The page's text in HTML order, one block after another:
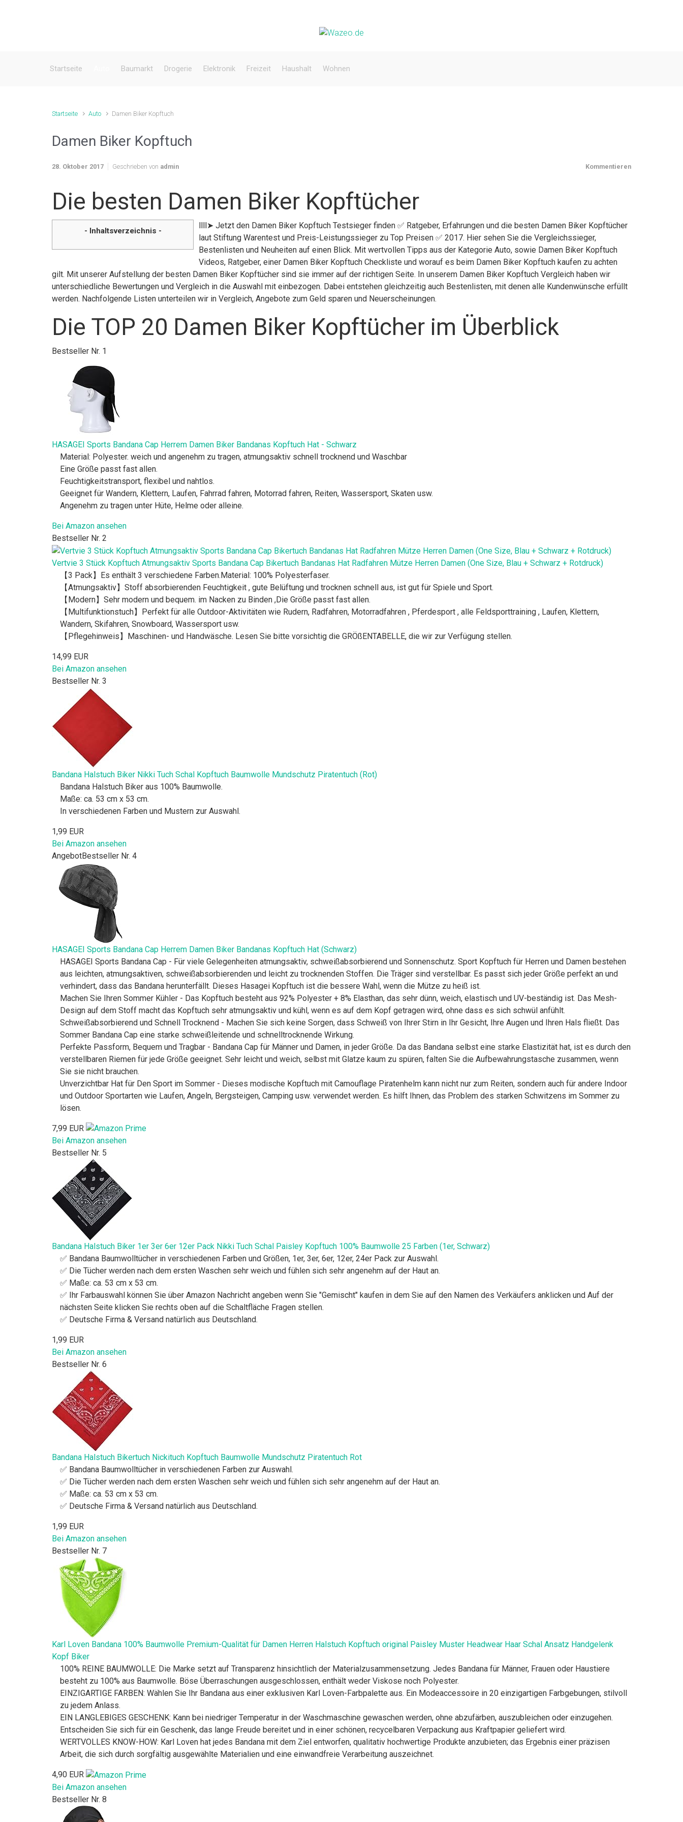
Startseite Baumarkt Drogerie Elektronik Freizeit Haushalt Wohnen
Startseite Auto Damen Biker Kopftuch
Damen Biker Kopftuch
28. Oktober 2017 Geschrieben von admin Kommentieren
Die besten Damen Biker Kopftücher
- Inhaltsverzeichnis -
llll➤ Jetzt den Damen Biker Kopftuch Testsieger finden ✅ Ratgeber, Erfahrungen und die besten Damen Biker Kopftücher
laut Stiftung Warentest und Preis-Leistungssieger zu Top Preisen ✅ 2017. Hier sehen Sie die Vergleichssieger,
Bestenlisten und Neuheiten auf einen Blick. Mit wertvollen Tipps aus der Kategorie Auto, sowie Damen Biker Kopftuch
Videos, Ratgeber, einer Damen Biker Kopftuch Checkliste und worauf es beim Damen Biker Kopftuch kaufen zu achten
gilt. Mit unserer Aufstellung der besten Damen Biker Kopftücher sind sie immer auf der richtigen Seite. In unserem Damen Biker Kopftuch Vergleich haben wir
unterschiedliche Bewertungen und Vergleich in die Auswahl mit einbezogen. Dabei entstehen gleichzeitig auch Bestenlisten, mit denen alle Kundenwünsche erfüllt
werden. Nachfolgende Listen unterteilen wir in Vergleich, Angebote zum Geld sparen und Neuerscheinungen.
Die TOP 20 Damen Biker Kopftücher im Überblick
Bestseller Nr. 1
HASAGEI Sports Bandana Cap Herrem Damen Biker Bandanas Kopftuch Hat - Schwarz
Material: Polyester. weich und angenehm zu tragen, atmungsaktiv schnell trocknend und Waschbar
Eine Größe passt fast allen.
Feuchtigkeitstransport, flexibel und nahtlos.
Geeignet für Wandern, Klettern, Laufen, Fahrrad fahren, Motorrad fahren, Reiten, Wassersport, Skaten usw.
Angenehm zu tragen unter Hüte, Helme oder alleine.
Bei Amazon ansehen
Bestseller Nr. 2
Vertvie 3 Stück Kopftuch Atmungsaktiv Sports Bandana Cap Bikertuch Bandanas Hat Radfahren Mütze Herren Damen (One Size, Blau + Schwarz + Rotdruck)
【3 Pack】Es enthält 3 verschiedene Farben.Material: 100% Polyesterfaser.
【Atmungsaktiv】Stoff absorbierenden Feuchtigkeit , gute Belüftung und trocknen schnell aus, ist gut für Spiele und Sport.
【Modern】Sehr modern und bequem. im Nacken zu Binden ,Die Größe passt fast allen.
【Multifunktionstuch】Perfekt für alle Outdoor-Aktivitäten wie Rudern, Radfahren, Motorradfahren , Pferdesport , alle Feldsporttraining , Laufen, Klettern,
Wandern, Skifahren, Snowboard, Wassersport usw.
【Pflegehinweis】Maschinen- und Handwäsche. Lesen Sie bitte vorsichtig die GRÖßENTABELLE, die wir zur Verfügung stellen.
14,99 EUR
Bei Amazon ansehen
Bestseller Nr. 3
Bandana Halstuch Biker Nikki Tuch Schal Kopftuch Baumwolle Mundschutz Piratentuch (Rot)
Bandana Halstuch Biker aus 100% Baumwolle.
Maße: ca. 53 cm x 53 cm.
In verschiedenen Farben und Mustern zur Auswahl.
1,99 EUR
Bei Amazon ansehen
AngebotBestseller Nr. 4
HASAGEI Sports Bandana Cap Herrem Damen Biker Bandanas Kopftuch Hat (Schwarz)
HASAGEI Sports Bandana Cap - Für viele Gelegenheiten atmungsaktiv, schweißabsorbierend und Sonnenschutz. Sport Kopftuch für Herren und Damen bestehen
aus leichten, atmungsaktiven, schweißabsorbierenden und leicht zu trocknenden Stoffen. Die Träger sind verstellbar. Es passt sich jeder Größe perfekt an und
verhindert, dass das Bandana herunterfällt. Dieses Hasagei Kopftuch ist die bessere Wahl, wenn die Mütze zu heiß ist.
Machen Sie Ihren Sommer Kühler - Das Kopftuch besteht aus 92% Polyester + 8% Elasthan, das sehr dünn, weich, elastisch und UV-beständig ist. Das Mesh-
Design auf dem Stoff macht das Kopftuch sehr atmungsaktiv und kühl, wenn es auf dem Kopf getragen wird, ohne dass es sich schwül anfühlt.
Schweißabsorbierend und Schnell Trocknend - Machen Sie sich keine Sorgen, dass Schweiß von Ihrer Stirn in Ihr Gesicht, Ihre Augen und Ihren Hals fließt. Das
Sommer Bandana Cap eine starke schweißleitende und schnelltrocknende Wirkung.
Perfekte Passform, Bequem und Tragbar - Bandana Cap für Männer und Damen, in jeder Größe. Da das Bandana selbst eine starke Elastizität hat, ist es durch den
verstellbaren Riemen für jede Größe geeignet. Sehr leicht und weich, selbst mit Glatze kaum zu spüren, falten Sie die Aufbewahrungstasche zusammen, wenn
Sie sie nicht brauchen.
Unverzichtbar Hat für Den Sport im Sommer - Dieses modische Kopftuch mit Camouflage Piratenhelm kann nicht nur zum Reiten, sondern auch für andere Indoor
und Outdoor Sportarten wie Laufen, Angeln, Bergsteigen, Camping usw. verwendet werden. Es hilft Ihnen, das Problem des starken Schwitzens im Sommer zu
lösen.
7,99 EUR
Bei Amazon ansehen
Bestseller Nr. 5
Bandana Halstuch Biker 1er 3er 6er 12er Pack Nikki Tuch Schal Paisley Kopftuch 100% Baumwolle 25 Farben (1er, Schwarz)
✅ Bandana Baumwolltücher in verschiedenen Farben und Größen, 1er, 3er, 6er, 12er, 24er Pack zur Auswahl.
✅ Die Tücher werden nach dem ersten Waschen sehr weich und fühlen sich sehr angenehm auf der Haut an.
✅ Maße: ca. 53 cm x 53 cm.
✅ Ihr Farbauswahl können Sie über Amazon Nachricht angeben wenn Sie "Gemischt" kaufen in dem Sie auf den Namen des Verkäufers anklicken und Auf der
nächsten Seite klicken Sie rechts oben auf die Schaltfläche Fragen stellen.
✅ Deutsche Firma & Versand natürlich aus Deutschland.
1,99 EUR
Bei Amazon ansehen
Bestseller Nr. 6
Bandana Halstuch Bikertuch Nickituch Kopftuch Baumwolle Mundschutz Piratentuch Rot
✅ Bandana Baumwolltücher in verschiedenen Farben zur Auswahl.
✅ Die Tücher werden nach dem ersten Waschen sehr weich und fühlen sich sehr angenehm auf der Haut an.
✅ Maße: ca. 53 cm x 53 cm.
✅ Deutsche Firma & Versand natürlich aus Deutschland.
1,99 EUR
Bei Amazon ansehen
Bestseller Nr. 7
Karl Loven Bandana 100% Baumwolle Premium-Qualität für Damen Herren Halstuch Kopftuch original Paisley Muster Headwear Haar Schal Ansatz Handgelenk
Kopf Biker
100% REINE BAUMWOLLE: Die Marke setzt auf Transparenz hinsichtlich der Materialzusammensetzung. Jedes Bandana für Männer, Frauen oder Haustiere
besteht zu 100% aus Baumwolle. Böse Überraschungen ausgeschlossen, enthält weder Viskose noch Polyester.
EINZIGARTIGE FARBEN: Wählen Sie Ihr Bandana aus einer exklusiven Karl Loven-Farbpalette aus. Ein Modeaccessoire in 20 einzigartigen Farbgebungen, stilvoll
zu jedem Anlass.
EIN LANGLEBIGES GESCHENK: Kann bei niedriger Temperatur in der Waschmaschine gewaschen werden, ohne abzufärben, auszubleichen oder einzugehen.
Entscheiden Sie sich für ein Geschenk, das lange Freude bereitet und in einer schönen, recycelbaren Verpackung aus Kraftpapier geliefert wird.
WERTVOLLES KNOW-HOW: Karl Loven hat jedes Bandana mit dem Ziel entworfen, qualitativ hochwertige Produkte anzubieten; das Ergebnis einer präzisen
Arbeit, die sich durch sorgfältig ausgewählte Materialien und eine einwandfreie Verarbeitung auszeichnet.
4,90 EUR
Bei Amazon ansehen
Bestseller Nr. 8